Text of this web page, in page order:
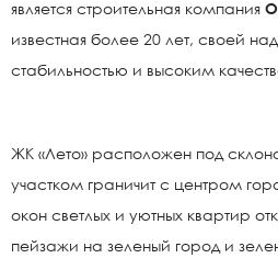
является строительная компания
известная более 20 лет, своей
стабильностью и высоким
ЖК «Лето» расположен под
участком граничит с центром
окон светлых и уютных квартир
пейзажи на зеленый город и